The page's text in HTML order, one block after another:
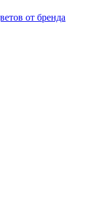
от бренда